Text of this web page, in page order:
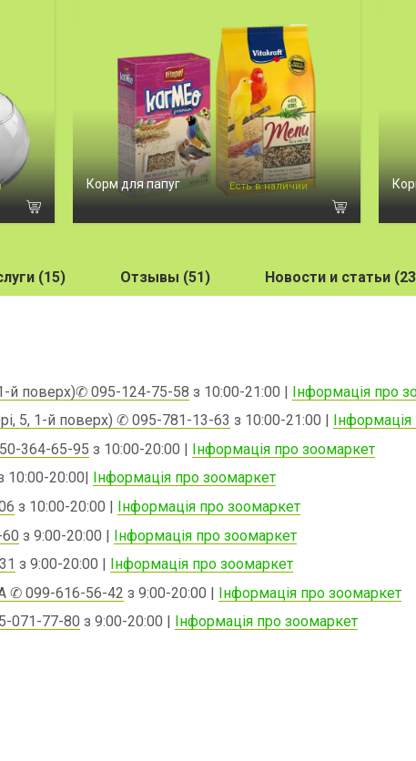
Корм для папуг Есть в наличии
(15) Отзывы (51) Новости и статьи
й поверх)✆ 095-124-75-58 з 10:00-21:00 | Інформація про
5, 1-й поверх) ✆ 095-781-13-63 з 10:00-21:00 |
364-65-95 з 10:00-20:00 | Інформація про зоомаркет
10:00-20:00|
Інформація про зоомаркет
з 10:00-20:00 | Інформація про зоомаркет
з 9:00-20:00 | Інформація про зоомаркет
з 9:00-20:00 |
Інформація про зоомаркет
✆ 099-616-56-42 з 9:00-20:00 | Інформація про зоомаркет
071-77-80 з 9:00-20:00 | Інформація про зоомаркет